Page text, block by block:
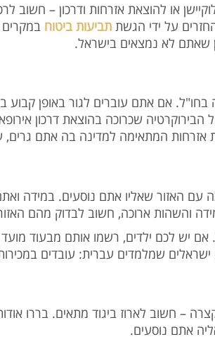
או להוצאת אזרחות ודרכון – חשוב
על ידי הגשת תביעות ביטוח במקרים
שאתם לא נמצאים בישראל.
בחו"ל. אם אתם עוברים לגור באופן
שכרוכה בהוצאת דרכון
המתאימה למדינה בה אתם גרים,
האזור שאליו אתם נוסעים. במידה
והשהות ארוכה, חשוב לבדוק מהם
יש לכם ילדים, רשמו אותם מבעוד מועד
שמלמדים עברית: עובדים
– חשוב לארוז ביגוד מתאים. בררו
אתם נוסעים.